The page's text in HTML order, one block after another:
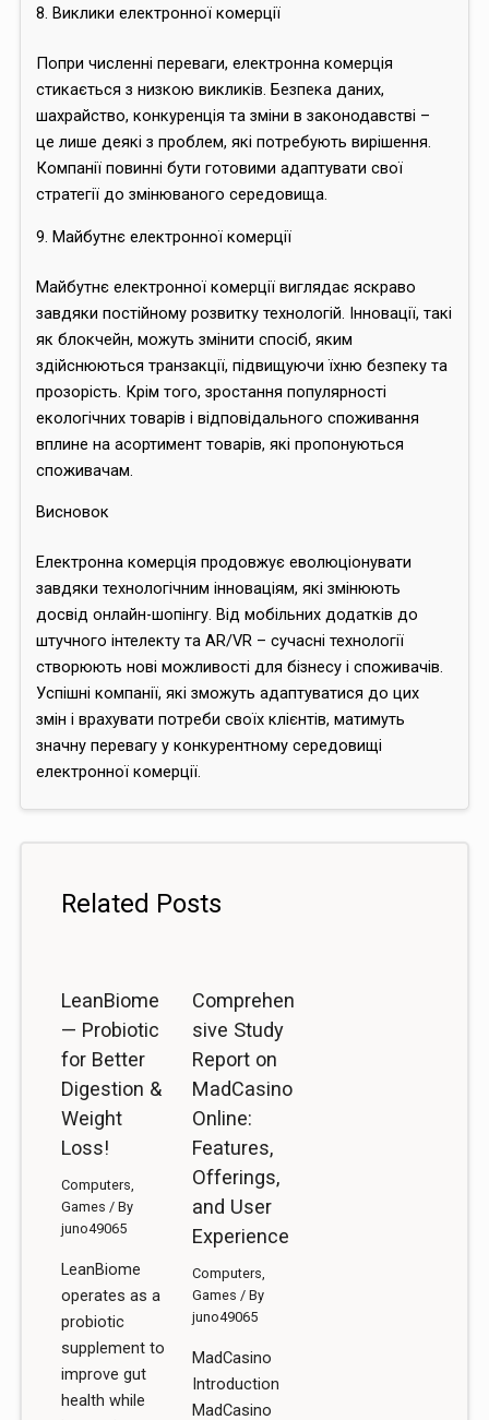
8. Виклики електронної комерції
Попри численні переваги, електронна комерція
стикається з низкою викликів. Безпека даних,
шахрайство, конкуренція та зміни в законодавстві –
це лише деякі з проблем, які потребують вирішення.
Компанії повинні бути готовими адаптувати свої
стратегії до змінюваного середовища.
9. Майбутнє електронної комерції
Майбутнє електронної комерції виглядає яскраво
завдяки постійному розвитку технологій. Інновації, такі
як блокчейн, можуть змінити спосіб, яким
здійснюються транзакції, підвищуючи їхню безпеку та
прозорість. Крім того, зростання популярності
екологічних товарів і відповідального споживання
вплине на асортимент товарів, які пропонуються
споживачам.
Висновок
Електронна комерція продовжує еволюціонувати
завдяки технологічним інноваціям, які змінюють
досвід онлайн-шопінгу. Від мобільних додатків до
штучного інтелекту та AR/VR – сучасні технології
створюють нові можливості для бізнесу і споживачів.
Успішні компанії, які зможуть адаптуватися до цих
змін і врахувати потреби своїх клієнтів, матимуть
значну перевагу у конкурентному середовищі
електронної комерції.
Related Posts
LeanBiome
— Probiotic
for Better
Digestion &
Weight
Loss!
Computers,
Games / By
juno49065
LeanBiome
operates as a
probiotic
supplement to
improve gut
health while
Comprehen
sive Study
Report on
MadCasino
Online:
Features,
Offerings,
and User
Experience
Computers,
Games / By
juno49065
MadCasino
Introduction
MadCasino